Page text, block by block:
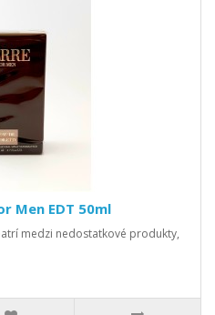
Men EDT 50ml
medzi nedostatkové produkty,